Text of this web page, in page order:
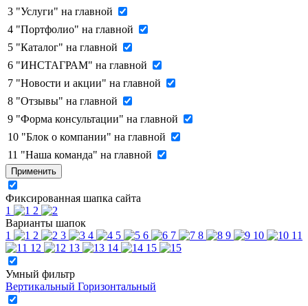
3 "Услуги" на главной
4 "Портфолио" на главной
5 "Каталог" на главной
6 "ИНСТАГРАМ" на главной
7 "Новости и акции" на главной
8 "Отзывы" на главной
9 "Форма консультации" на главной
10 "Блок о компании" на главной
11 "Наша команда" на главной
Применить
Фиксированная шапка сайта
1
2
Варианты шапок
1
2 3 4 5 6 7 8 9 10
11
12
13 14 15
Умный фильтр
Вертикальный Горизонтальный